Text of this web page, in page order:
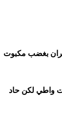
بغضب مكبوت
واطي لكن حاد